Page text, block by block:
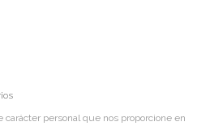
personal que nos proporcione en